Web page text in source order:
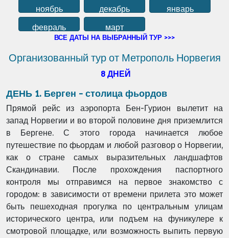
ноябрь
декабрь
январь
февраль
март
ВСЕ ДАТЫ НА ВЫБРАННЫЙ ТУР >>>
Организованный тур от Метрополь Норвегия
8 ДНЕЙ
ДЕНЬ 1. Берген - столица фьордов
Прямой рейс из аэропорта Бен-Гурион вылетит на
запад Норвегии и во второй половине дня приземлится
в Бергене. С этого города начинается любое
путешествие по фьордам и любой разговор о Норвегии,
как о стране самых выразительных ландшафтов
Скандинавии. После прохождения паспортного
контроля мы отправимся на первое знакомство с
городом: в зависимости от времени прилета это может
быть пешеходная прогулка по центральным улицам
исторического центра, или подъем на фуникулере к
смотровой площадке, или возможность выпить первую